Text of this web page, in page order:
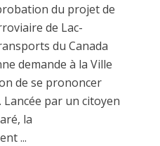
du projet de
de Lac-
du Canada
demande à la Ville
de se prononcer
par un citoyen
la
...